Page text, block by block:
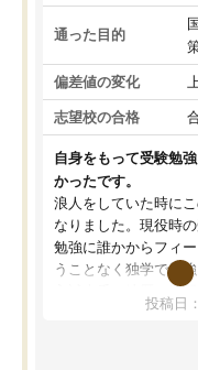
通った目的
偏差値の変化
志望校の合格
自身をもって受験勉
かったです。
浪人をしていた時に
なりました。現役時
勉強に誰かからフィ
うことなく独学で勉強
入試本番に地歴の学
合格となってしまい
投稿日